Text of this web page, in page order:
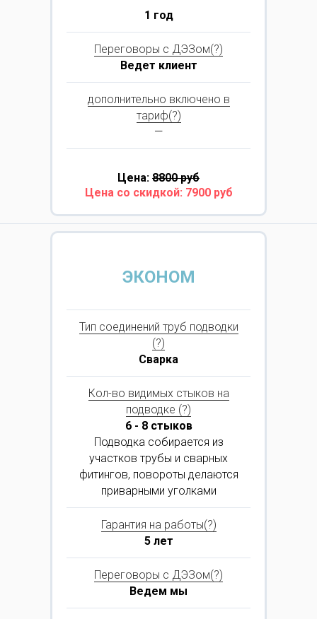
1 год
Переговоры с ДЭЗом(?)
Ведет клиент
дополнительно включено в
тариф(?)
—
Цена: 8800 руб
Цена со скидкой: 7900 руб
ЭКОНОМ
Тип соединений труб подводки
(?)
Сварка
Кол-во видимых стыков на
подводке (?)
6 - 8 стыков
Подводка собирается из
участков трубы и сварных
фитингов, повороты делаются
приварными уголками
Гарантия на работы(?)
5 лет
Переговоры с ДЭЗом(?)
Ведем мы